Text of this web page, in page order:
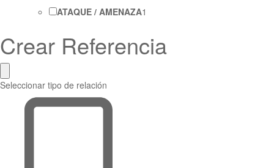
ATAQUE / AMENAZA1
Crear Referencia
Seleccionar tipo de relación